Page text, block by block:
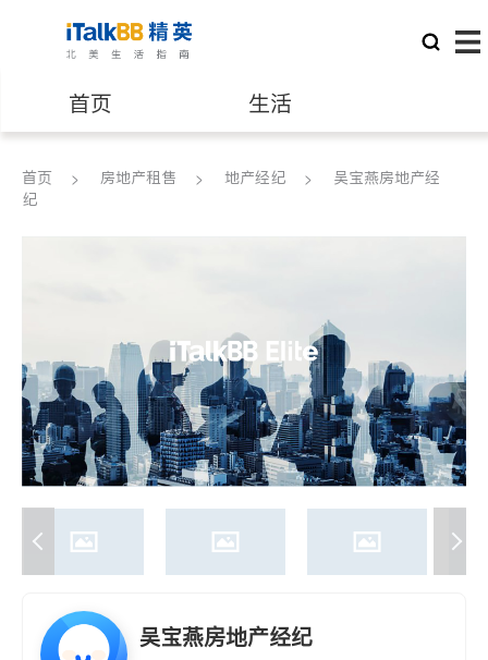
首页 生活
医生 律师
养老 非盈利组织
首页 房地产租售 地产经纪
吴宝燕房地产经
纪
吴宝燕房地产经纪